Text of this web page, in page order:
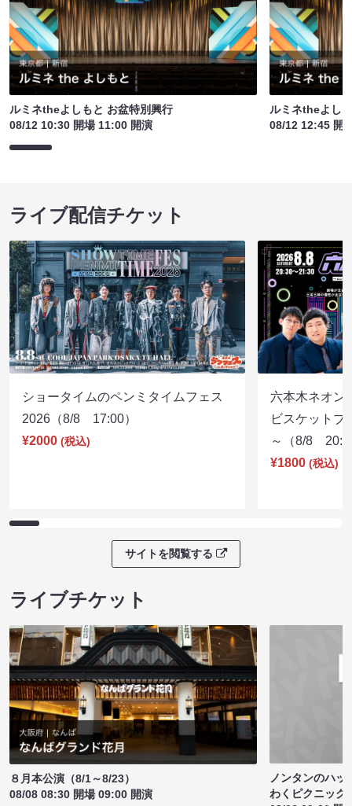
ルミネtheよしもと お盆特別興行
08/12 10:30 開場 11:00 開演
ルミネtheよし
08/12 12:45 開
ライブ配信チケット
ショータイムのペンミタイムフェス
2026（8/8 17:00）
¥2000 (税込)
六本木ネオン
ビスケットブ
～（8/8
¥1800 (税込)
サイトを閲覧する
ライブチケット
８月本公演（8/1～8/23）
08/08 08:30 開場 09:00 開演
ノンタンのハッ
わくピクニック